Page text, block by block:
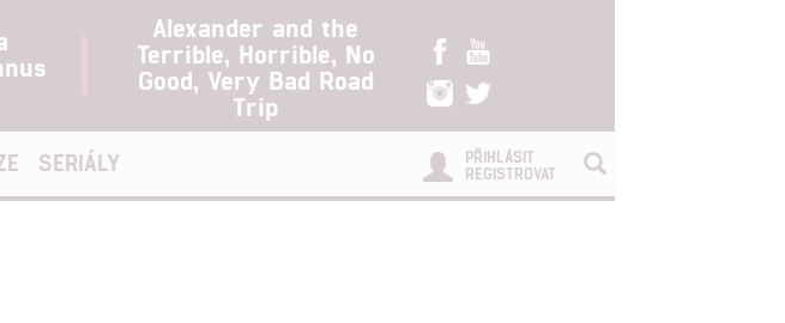
Alexander and the
Terrible, Horrible, No
Good, Very Bad Road
Trip
SERIÁLY
PŘIHLÁSIT
REGISTROVAT